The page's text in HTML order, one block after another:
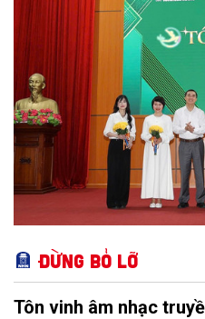
Đừng bỏ lỡ
Tôn vinh âm nhạc